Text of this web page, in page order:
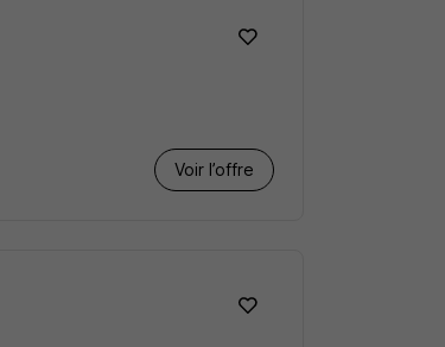
Voir l’offre